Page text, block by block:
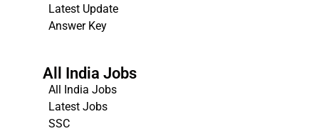
Latest Update
Answer Key
All India Jobs
All India Jobs
Latest Jobs
SSC